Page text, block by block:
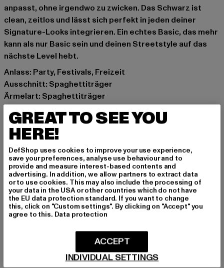
anpasst, ohne irgendwo zu zwicken. Das Schwarz ist
clean, zeitlos und lässt sich perfekt in jeden deiner
Signature-Looks integrieren. Ein echtes Basic, das mehr
kann als nur Basic sein und deinen Streetstyle auf das
nächste Level hebt.
Anlass: Party, Festivals, Freizeit
Ausschnitt: Spaghettiträger
Ärmelart: Spaghettiträger
Verschlussarten: Band zum Binden
Schnitt: Kurz
Marke: Urban Classics
Farbe: schwarz
Hersteller Farbe: black
Materialzusammensetzung: 95% Baumwolle, 5%
Elasthan
Art.Nr: TB2600-00007
Hersteller: TB International GmbH |info@tbint.de
Dr.-Robert-Murjahn-Straße 7 | 64372 Ober-Ramstadt |
GREAT TO SEE YOU
HERE!
DefShop uses cookies to improve your use experience,
save your preferences, analyse use behaviour and to
provide and measure interest-based contents and
advertising. In addition, we allow partners to extract data
or to use cookies. This may also include the processing of
your data in the USA or other countries which do not have
the EU data protection standard. If you want to change
this, click on "Custom settings". By clicking on "Accept" you
agree to this. Data protection
INDIVIDUAL SETTINGS
ACCEPT